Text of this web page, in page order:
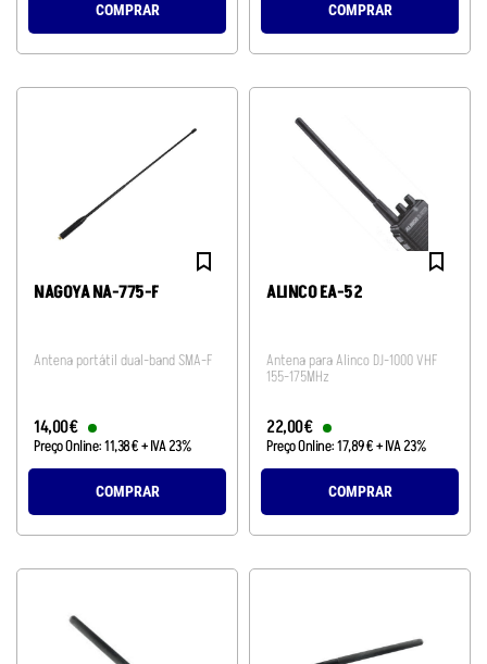
COMPRAR COMPRAR
NAGOYA NA-775-F
Antena portátil dual-band SMA-F
14,00€
Preço Online:11,38€+ IVA 23%
COMPRAR
ALINCO EA-52
Antena para Alinco DJ-1000 VHF
155-175MHz
22,00€
Preço Online:17,89€+ IVA 23%
COMPRAR